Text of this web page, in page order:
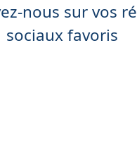
nous sur vos
sociaux favoris